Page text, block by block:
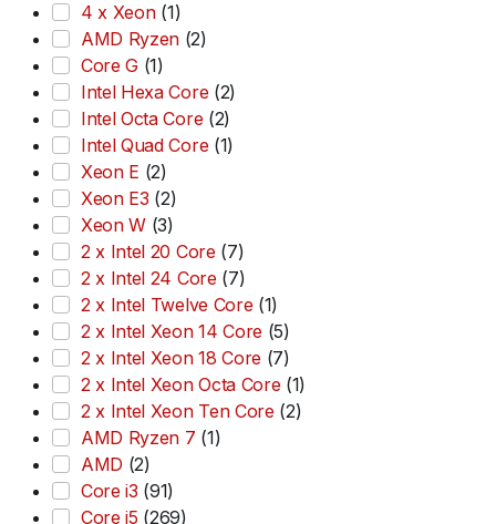
4 x Xeon (1)
AMD Ryzen (2)
Core G (1)
Intel Hexa Core (2)
Intel Octa Core (2)
Intel Quad Core (1)
Xeon E (2)
Xeon E3 (2)
Xeon W (3)
2 x Intel 20 Core (7)
2 x Intel 24 Core (7)
2 x Intel Twelve Core (1)
2 x Intel Xeon 14 Core (5)
2 x Intel Xeon 18 Core (7)
2 x Intel Xeon Octa Core (1)
2 x Intel Xeon Ten Core (2)
AMD Ryzen 7 (1)
AMD (2)
Core i3 (91)
Core i5 (269)